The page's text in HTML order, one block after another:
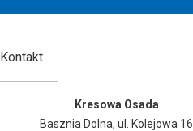
Kontakt
Kresowa Osada
Basznia Dolna, ul. Kolejowa 16